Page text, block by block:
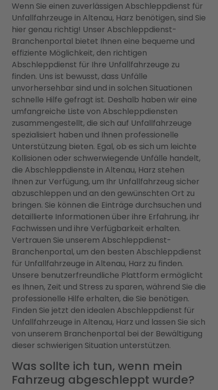
Wenn Sie einen zuverlässigen Abschleppdienst für
Unfallfahrzeuge in Altenau, Harz benötigen, sind Sie
hier genau richtig! Unser Abschleppdienst-
Branchenportal bietet Ihnen eine bequeme und
effiziente Möglichkeit, den richtigen
Abschleppdienst für Ihre Unfallfahrzeuge zu
finden. Uns ist bewusst, dass Unfälle
unvorhersehbar sind und in solchen Situationen
schnelle Hilfe gefragt ist. Deshalb haben wir eine
umfangreiche Liste von Abschleppdiensten
zusammengestellt, die sich auf Unfallfahrzeuge
spezialisiert haben und Ihnen professionelle
Unterstützung bieten. Egal, ob es sich um leichte
Kollisionen oder schwerwiegende Unfälle handelt,
die Abschleppdienste in Altenau, Harz stehen
Ihnen zur Verfügung, um Ihr Unfallfahrzeug sicher
abzuschleppen und an den gewünschten Ort zu
bringen. Sie können die Einträge durchsuchen und
detaillierte Informationen über ihre Erfahrung, ihr
Fachwissen und ihre Verfügbarkeit erhalten.
Vertrauen Sie unserem Abschleppdienst-
Branchenportal, um den besten Abschleppdienst
für Unfallfahrzeuge in Altenau, Harz zu finden.
Unsere benutzerfreundliche Plattform ermöglicht
es Ihnen, Zeit und Stress zu sparen, während Sie die
professionelle Hilfe erhalten, die Sie benötigen.
Finden Sie jetzt den idealen Abschleppdienst für
Unfallfahrzeuge in Altenau, Harz und lassen Sie sich
von unserem Branchenportal bei der Bewältigung
dieser schwierigen Situation unterstützen.
Was sollte ich tun, wenn mein
Fahrzeug abgeschleppt wurde?